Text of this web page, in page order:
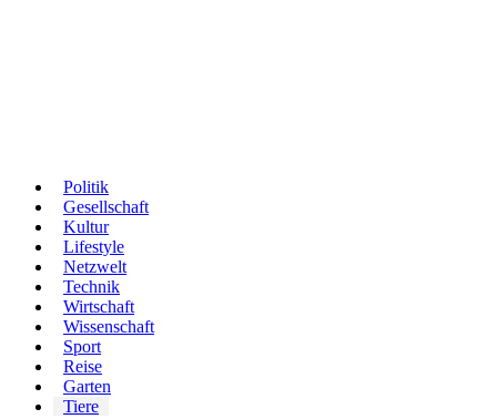
Politik
Gesellschaft
Kultur
Lifestyle
Netzwelt
Technik
Wirtschaft
Wissenschaft
Sport
Reise
Garten
Tiere